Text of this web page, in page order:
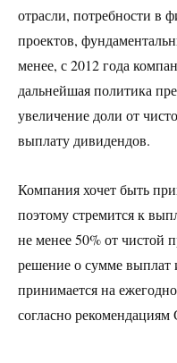
отрасли, потребности в
проектов,
менее, с 2012 года
дальнейшая политика
увеличение доли от
выплату дивидендов.
Компания хочет быть
поэтому стремится к
не менее 50% от
решение о сумме выплат
принимается на
согласно рекомендациям